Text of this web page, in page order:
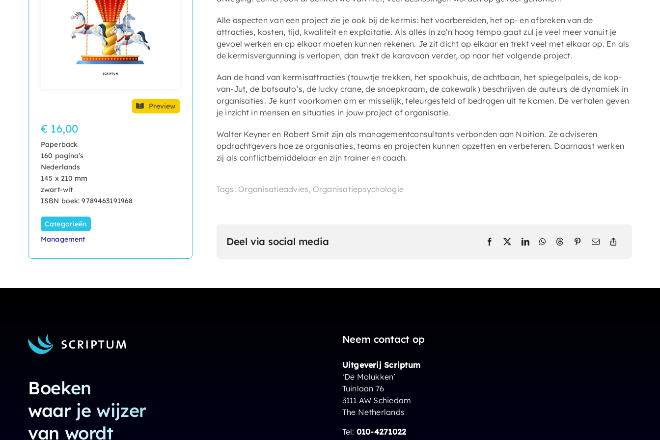
Preview
€ 16,00
Paperback
160 pagina's
Nederlands
145 x 210 mm
zwart-wit
ISBN boek: 9789463191968
Categorieën
Management
Alle aspecten van een project zie je ook bij de kermis: het voorbereiden, het op- en afbreken van de
attracties, kosten, tijd, kwaliteit en exploitatie. Als alles in zo’n hoog tempo gaat zul je veel meer vanuit je
gevoel werken en op elkaar moeten kunnen rekenen. Je zit dicht op elkaar en trekt veel met elkaar op. En als
de kermisvergunning is verlopen, dan trekt de karavaan verder, op naar het volgende project.
Aan de hand van kermisattracties (touwtje trekken, het spookhuis, de achtbaan, het spiegelpaleis, de kop-
van-Jut, de botsauto’s, de lucky crane, de snoepkraam, de cakewalk) beschrijven de auteurs de dynamiek in
organisaties. Je kunt voorkomen om er misselijk, teleurgesteld of bedrogen uit te komen. De verhalen geven
je inzicht in mensen en situaties in jouw project of organisatie.
Walter Keyner en Robert Smit zijn als managementconsultants verbonden aan Noition. Ze adviseren
opdrachtgevers hoe ze organisaties, teams en projecten kunnen opzetten en verbeteren. Daarnaast werken
zij als conflictbemiddelaar en zijn trainer en coach.
Tags: Organisatieadvies, Organisatiepsychologie
Deel via social media
Boeken
waar je wijzer
van wordt
Neem contact op
Uitgeverij Scriptum
‘De Molukken’
Tuinlaan 76
3111 AW Schiedam
The Netherlands
Tel: 010-4271022